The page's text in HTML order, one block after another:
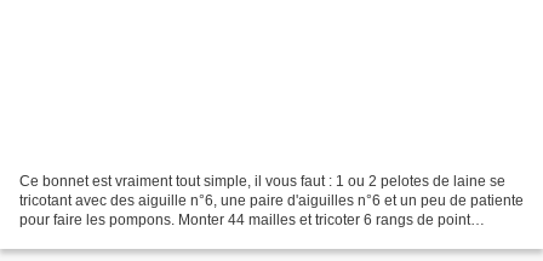
Ce bonnet est vraiment tout simple, il vous faut : 1 ou 2 pelotes de laine se
tricotant avec des aiguille n°6, une paire d'aiguilles n°6 et un peu de patiente
pour faire les pompons. Monter 44 mailles et tricoter 6 rangs de point